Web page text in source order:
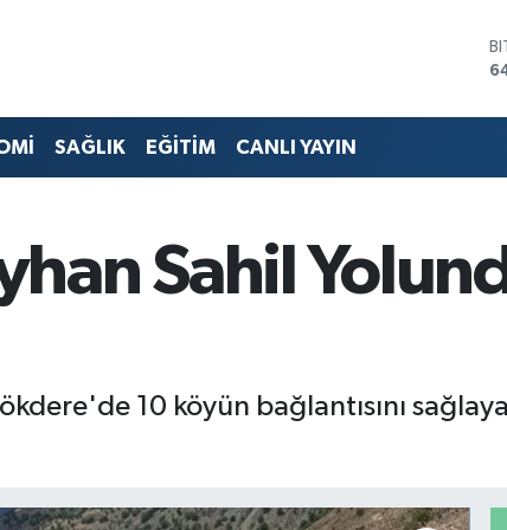
SAĞLIK EĞİTİM CANLI YAYIN
Sahil
10 köyün bağlantısını